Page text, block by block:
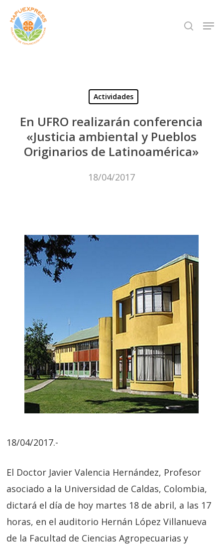
Skip
main
search
Actividades
En UFRO realizarán conferencia
«Justicia ambiental y Pueblos
Originarios de Latinoamérica»
18/04/2017
18/04/2017.-
El Doctor Javier Valencia Hernández, Profesor
asociado a la Universidad de Caldas, Colombia,
dictará el día de hoy martes 18 de abril, a las 17
horas, en el auditorio Hernán López Villanueva
de la Facultad de Ciencias Agropecuarias y
Close